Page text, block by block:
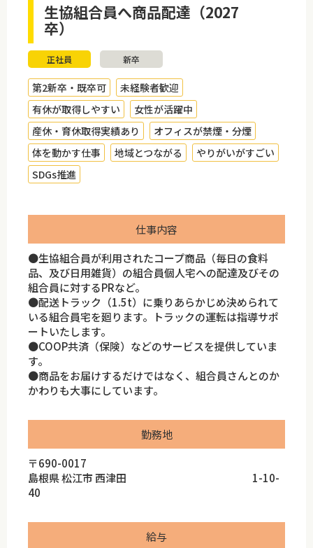
生協組合員へ商品配達（2027
卒）
正社員 新卒
第2新卒・既卒可
未経験者歓迎
有休が取得しやすい
女性が活躍中
産休・育休取得実績あり
オフィスが禁煙・分煙
体を動かす仕事
地域とつながる
やりがいがすごい
SDGs推進
仕事内容
●生協組合員が利用されたコープ商品（毎日の食料
品、及び日用雑貨）の組合員個人宅への配達及びその
組合員に対するPRなど。
●配送トラック（1.5t）に乗りあらかじめ決められて
いる組合員宅を廻ります。トラックの運転は指導サポ
ートいたします。
●COOP共済（保険）などのサービスを提供していま
す。
●商品をお届けするだけではなく、組合員さんとのか
かわりも大事にしています。
勤務地
〒690-0017
島根県 松江市 西津田 1-10-
40
給与